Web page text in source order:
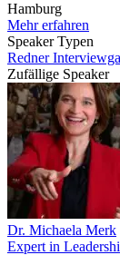
Hamburg
Mehr erfahren
Speaker Typen
Redner
Zufällige Speaker
Dr. Michaela Merk
Expert in